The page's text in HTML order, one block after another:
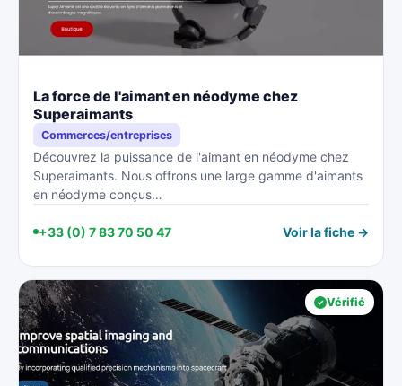
La force de l'aimant en néodyme chez
Superaimants
Commerces/entreprises
Découvrez la puissance de l'aimant en néodyme chez
Superaimants. Nous offrons une large gamme d'aimants
en néodyme conçus…
+33 (0) 7 83 70 50 47 Voir la fiche →
Vérifié